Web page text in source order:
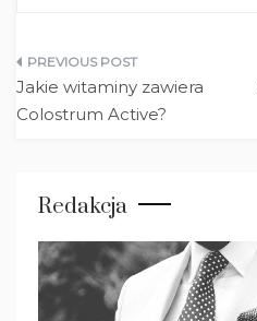
Nawigacja
wpisu
Jakie witaminy zawiera
Colostrum Active?
Redakcja